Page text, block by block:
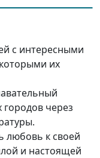
с интересными
их
городов через
любовь к своей
и настоящей